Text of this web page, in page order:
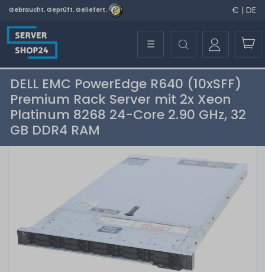
Gebraucht. Geprüft. Geliefert. € | DE
☰
DELL EMC PowerEdge R640 (10xSFF)
Premium Rack Server mit 2x Xeon
Platinum 8268 24-Core 2.90 GHz, 32
GB DDR4 RAM